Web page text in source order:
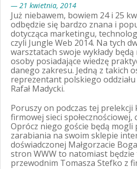
— 21 kwietnia, 2014
Już niebawem, bowiem 24 i 25
odbędzie się bardzo znana i
dotycząca marketingu,
czyli Jungle Web 2014. Na tych
warsztatach swoje wykłady
osoby posiadające wiedzę
danego zakresu. Jedną z takich
reprezentant polskiego
Rafał Madycki.
Poruszy on podczas tej prelekcji
firmowej sieci społecznościowej,
Oprócz niego goście będą mogli
zarabiania na swoim sklepie
doświadczonej Małgorzacie
stron WWW to natomiast będzie
przewodnim Tomasza Stefko z